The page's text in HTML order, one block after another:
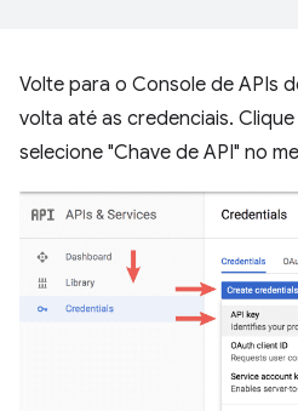
Volte para o Console de APIs
volta até as credenciais.
selecione "Chave de API" no